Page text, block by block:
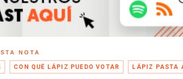
NOTA
CON QUÉ LÁPIZ PUEDO VOTAR LÁPIZ PASTA